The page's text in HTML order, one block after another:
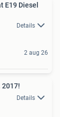
E19 Diesel
Details
2 aug 26
2017!
Details